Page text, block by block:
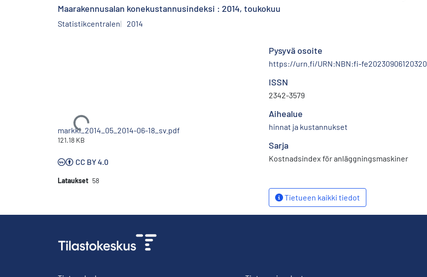
Maarakennusalan konekustannusindeksi : 2014, toukokuu
Statistikcentralen 2014
Ladataan...
markki_2014_05_2014-06-18_sv.pdf
121.18 KB
CC BY 4.0
Lataukset 58
Pysyvä osoite
https://urn.fi/URN:NBN:fi-fe20230906120320
ISSN
2342-3579
Aihealue
hinnat ja kustannukset
Sarja
Kostnadsindex för anläggningsmaskiner
Tietueen kaikki tiedot